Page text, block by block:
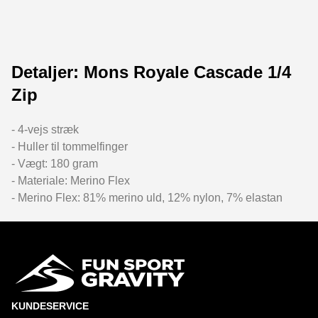
Detaljer: Mons Royale Cascade 1/4
Zip
- 4-vejs stræk
- Huller til tommelfinger
- Vægt: 180 gram
- Materiale: Merino Flex
- Merino Flex: 81% merino uld, 12% nylon, 7% elastan
KUNDESERVICE